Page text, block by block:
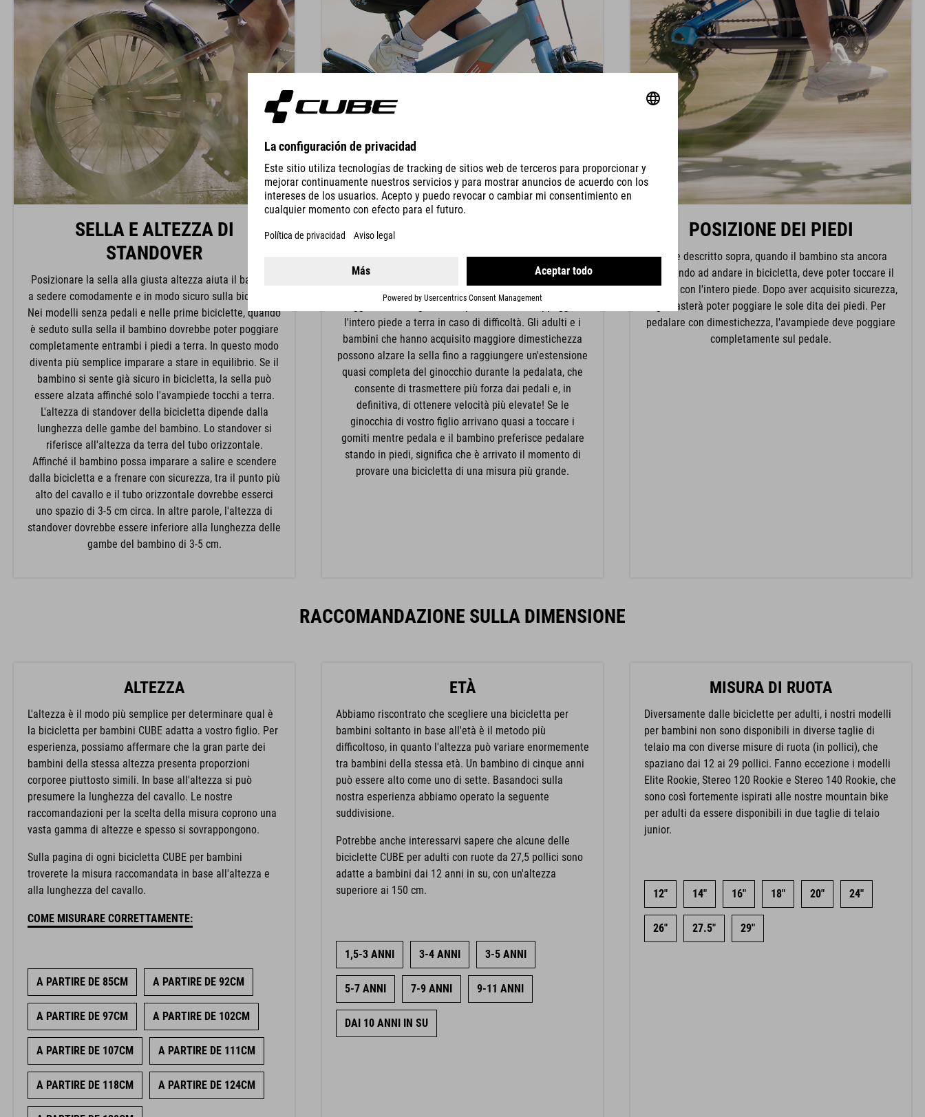
SELLA E ALTEZZA DI
STANDOVER
Posizionare la sella alla giusta altezza aiuta il bambino
a sedere comodamente e in modo sicuro sulla bicicletta.
Nei modelli senza pedali e nelle prime biciclette, quando
è seduto sulla sella il bambino dovrebbe poter poggiare
completamente entrambi i piedi a terra. In questo modo
diventa più semplice imparare a stare in equilibrio. Se il
bambino si sente già sicuro in bicicletta, la sella può
essere alzata affinché solo l'avampiede tocchi a terra.
L'altezza di standover della bicicletta dipende dalla
lunghezza delle gambe del bambino. Lo standover si
riferisce all'altezza da terra del tubo orizzontale.
Affinché il bambino possa imparare a salire e scendere
dalla bicicletta e a frenare con sicurezza, tra il punto più
alto del cavallo e il tubo orizzontale dovrebbe esserci
uno spazio di 3-5 cm circa. In altre parole, l'altezza di
standover dovrebbe essere inferiore alla lunghezza delle
gambe del bambino di 3-5 cm.
POSIZIONE DELLE GINOCCHIA
La posizione delle ginocchia è determinata dall'altezza
della sella. Per i principianti si raccomanda un'altezza
più bassa per la sella, che porta a piegare
maggiormente le ginocchia, permettendo di appoggiare
l'intero piede a terra in caso di difficoltà. Gli adulti e i
bambini che hanno acquisito maggiore dimestichezza
possono alzare la sella fino a raggiungere un'estensione
quasi completa del ginocchio durante la pedalata, che
consente di trasmettere più forza dai pedali e, in
definitiva, di ottenere velocità più elevate! Se le
ginocchia di vostro figlio arrivano quasi a toccare i
gomiti mentre pedala e il bambino preferisce pedalare
stando in piedi, significa che è arrivato il momento di
provare una bicicletta di una misura più grande.
POSIZIONE DEI PIEDI
Come descritto sopra, quando il bambino sta ancora
imparando ad andare in bicicletta, deve poter toccare il
terreno con l'intero piede. Dopo aver acquisito sicurezza,
gli basterà poter poggiare le sole dita dei piedi. Per
pedalare con dimestichezza, l'avampiede deve poggiare
completamente sul pedale.
RACCOMANDAZIONE SULLA DIMENSIONE
ALTEZZA
L'altezza è il modo più semplice per determinare qual è
la bicicletta per bambini CUBE adatta a vostro figlio. Per
esperienza, possiamo affermare che la gran parte dei
bambini della stessa altezza presenta proporzioni
corporee piuttosto simili. In base all'altezza si può
presumere la lunghezza del cavallo. Le nostre
raccomandazioni per la scelta della misura coprono una
vasta gamma di altezze e spesso si sovrappongono.
Sulla pagina di ogni bicicletta CUBE per bambini
troverete la misura raccomandata in base all'altezza e
alla lunghezza del cavallo.
COME MISURARE CORRETTAMENTE:
A PARTIRE DE 85CM A PARTIRE DE 92CM
A PARTIRE DE 97CM A PARTIRE DE 102CM
A PARTIRE DE 107CM A PARTIRE DE 111CM
A PARTIRE DE 118CM A PARTIRE DE 124CM
ETÀ
Abbiamo riscontrato che scegliere una bicicletta per
bambini soltanto in base all'età è il metodo più
difficoltoso, in quanto l'altezza può variare enormemente
tra bambini della stessa età. Un bambino di cinque anni
può essere alto come uno di sette. Basandoci sulla
nostra esperienza abbiamo operato la seguente
suddivisione.
Potrebbe anche interessarvi sapere che alcune delle
biciclette CUBE per adulti con ruote da 27,5 pollici sono
adatte a bambini dai 12 anni in su, con un'altezza
superiore ai 150 cm.
1,5-3 ANNI 3-4 ANNI 3-5 ANNI
5-7 ANNI 7-9 ANNI 9-11 ANNI
DAI 10 ANNI IN SU
MISURA DI RUOTA
Diversamente dalle biciclette per adulti, i nostri modelli
per bambini non sono disponibili in diverse taglie di
telaio ma con diverse misure di ruota (in pollici), che
spaziano dai 12 ai 29 pollici. Fanno eccezione i modelli
Elite Rookie, Stereo 120 Rookie e Stereo 140 Rookie, che
sono così fortemente ispirati alle nostre mountain bike
per adulti da essere disponibili in due taglie di telaio
junior.
12" 14" 16" 18" 20" 24"
26" 27.5" 29"